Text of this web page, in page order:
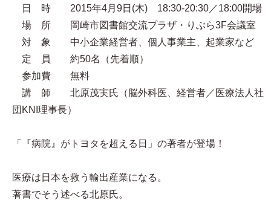
日 時 2015年4月9日(木) 18:30-20:30／18:00開場
場 所 岡崎市図書館交流プラザ・りぶら3F会議室
対 象 中小企業経営者、個人事業主、起業家など
定 員 約50名（先着順）
参加費 無料
講 師 北原茂実氏（脳外科医、経営者／医療法人社
団KNI理事長）
「『病院』がトヨタを超える日」の著者が登場！
医療は日本を救う輸出産業になる。
著書でそう述べる北原氏。